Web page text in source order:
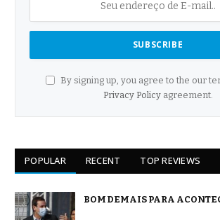
By signing up, you agree to the our
Privacy Policyagreement.
POPULAR RECENT TOP REVIEWS
BOM DEMAIS PARA